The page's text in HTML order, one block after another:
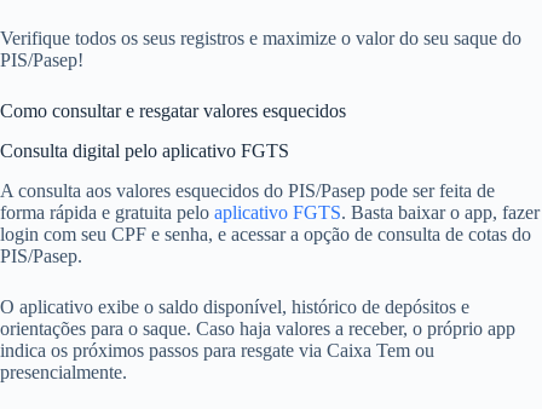
Verifique todos os seus registros e maximize o valor do seu saque do
PIS/Pasep!
Como consultar e resgatar valores esquecidos
Consulta digital pelo aplicativo FGTS
A consulta aos valores esquecidos do PIS/Pasep pode ser feita de
forma rápida e gratuita pelo aplicativo FGTS. Basta baixar o app, fazer
login com seu CPF e senha, e acessar a opção de consulta de cotas do
PIS/Pasep.
O aplicativo exibe o saldo disponível, histórico de depósitos e
orientações para o saque. Caso haja valores a receber, o próprio app
indica os próximos passos para resgate via Caixa Tem ou
presencialmente.